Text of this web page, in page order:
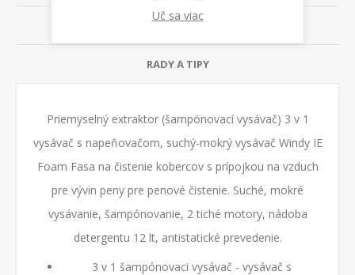
KONTAKTUJTE NÁS
RADY A TIPY
Priemyselný extraktor (šampónovací vysávač) 3 v 1
vysávač s napeňovačom, suchý-mokrý vysávač Windy IE
Foam Fasa na čistenie kobercov s prípojkou na vzduch
pre vývin peny pre penové čistenie. Suché, mokré
vysávanie, šampónovanie, 2 tiché motory, nádoba
detergentu 12 lt, antistatické prevedenie.
3 v 1 šampónovaci vysávač - vysávač s
Uč sa viac